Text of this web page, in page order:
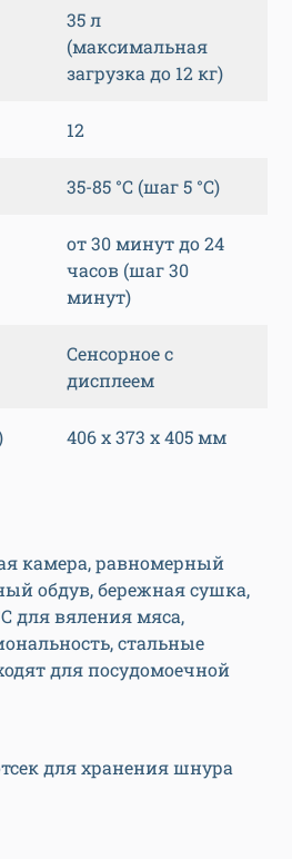
35 л
(максимальная
загрузка до 12 кг)
12
35-85 °C (шаг 5 °C)
от 30 минут до 24
часов (шаг 30
минут)
Сенсорное с
дисплеем
406 х 373 х 405 мм
камера, равномерный
обдув, бережная сушка,
для вяления мяса,
стальные
для посудомоечной
для хранения шнура